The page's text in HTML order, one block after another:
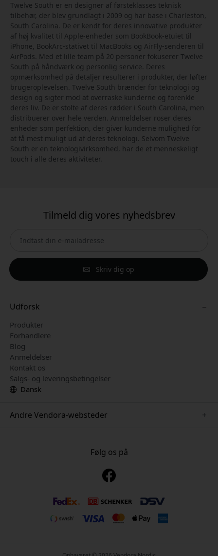
Twelve South er en designer af førsteklasses teknisk
tilbehør, der blev grundlagt i 2009 og har base i Charleston,
South Carolina. De er kendt for deres innovative produkter
af høj kvalitet til Apple-enheder som BookBook-etuiet til
iPhone, BookArc-stativet til MacBooks og AirFly-senderen til
AirPods. Med et lille team på 20 personer fokuserer Twelve
South på håndværk og personlig service. Deres
opmærksomhed på detaljer resulterer i produkter, der løfter
brugeroplevelsen. Twelve South brænder for teknologi og
design og sigter mod at overraske kunderne og forenkle
deres liv. De er stolte af deres rødder i South Carolina, men
distribuerer over hele verden. Anmeldelser roser deres
enheder som perfektion, der giver kunderne mulighed for
at få mest muligt ud af deres teknologi. Selvom Twelve
South er en teknologivirksomhed, har de et menneskeligt
touch i alle deres aktiviteter.
Tilmeld dig vores nyhedsbrev
Skriv dig op
Udforsk
Produkter
Forhandlere
Blog
Anmeldelser
Kontakt os
Salgs- og leveringsbetingelser
Dansk
Andre Vendora-websteder
www.pipetto.se
Følg os på